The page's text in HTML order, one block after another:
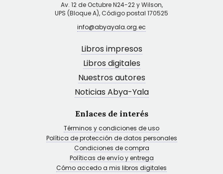
Av. 12 de Octubre N24-22 y Wilson,
UPS (Bloque A), Código postal 170525
info@abyayala.org.ec
Libros impresos
Libros digitales
Nuestros autores
Noticias Abya-Yala
Enlaces de interés
Términos y condiciones de uso
Política de protección de datos personales
Condiciones de compra
Políticas de envío y entrega
Cómo accedo a mis libros digitales